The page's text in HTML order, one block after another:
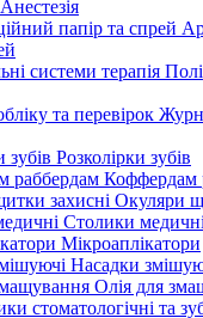
Анестезія
Розколірки зубів
Коффердам
Окуляри
Столики медичні
Мікроаплікатори
Насадки
Олія для